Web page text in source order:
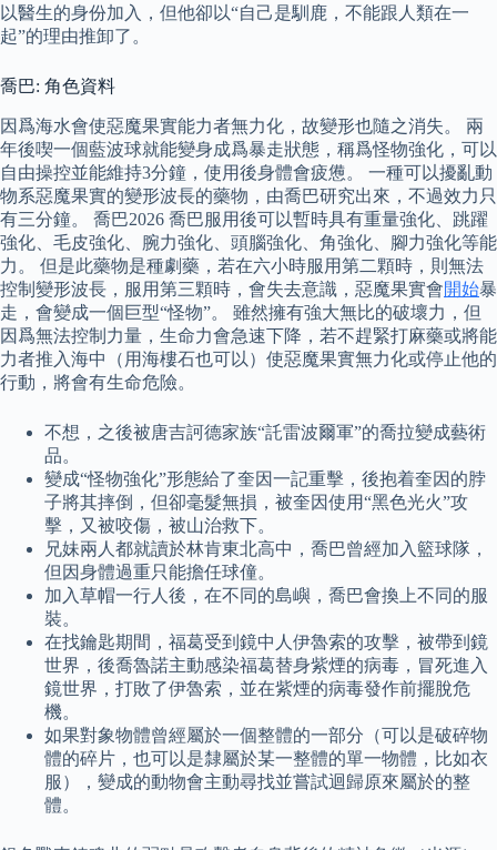
以醫生的身份加入，但他卻以“自己是馴鹿，不能跟人類在一
起”的理由推卸了。
喬巴: 角色資料
因爲海水會使惡魔果實能力者無力化，故變形也隨之消失。 兩
年後喫一個藍波球就能變身成爲暴走狀態，稱爲怪物強化，可以
自由操控並能維持3分鐘，使用後身體會疲憊。 一種可以擾亂動
物系惡魔果實的變形波長的藥物，由喬巴研究出來，不過效力只
有三分鐘。 喬巴2026 喬巴服用後可以暫時具有重量強化、跳躍
強化、毛皮強化、腕力強化、頭腦強化、角強化、腳力強化等能
力。 但是此藥物是種劇藥，若在六小時服用第二顆時，則無法
控制變形波長，服用第三顆時，會失去意識，惡魔果實會開始暴
走，會變成一個巨型“怪物”。 雖然擁有強大無比的破壞力，但
因爲無法控制力量，生命力會急速下降，若不趕緊打麻藥或將能
力者推入海中（用海樓石也可以）使惡魔果實無力化或停止他的
行動，將會有生命危險。
不想，之後被唐吉訶德家族“託雷波爾軍”的喬拉變成藝術
品。
變成“怪物強化”形態給了奎因一記重擊，後抱着奎因的脖
子將其摔倒，但卻毫髮無損，被奎因使用“黑色光火”攻
擊，又被咬傷，被山治救下。
兄妹兩人都就讀於林肯東北高中，喬巴曾經加入籃球隊，
但因身體過重只能擔任球僮。
加入草帽一行人後，在不同的島嶼，喬巴會換上不同的服
裝。
在找鑰匙期間，福葛受到鏡中人伊魯索的攻擊，被帶到鏡
世界，後喬魯諾主動感染福葛替身紫煙的病毒，冒死進入
鏡世界，打敗了伊魯索，並在紫煙的病毒發作前擺脫危
機。
如果對象物體曾經屬於一個整體的一部分（可以是破碎物
體的碎片，也可以是隸屬於某一整體的單一物體，比如衣
服），變成的動物會主動尋找並嘗試迴歸原來屬於的整
體。